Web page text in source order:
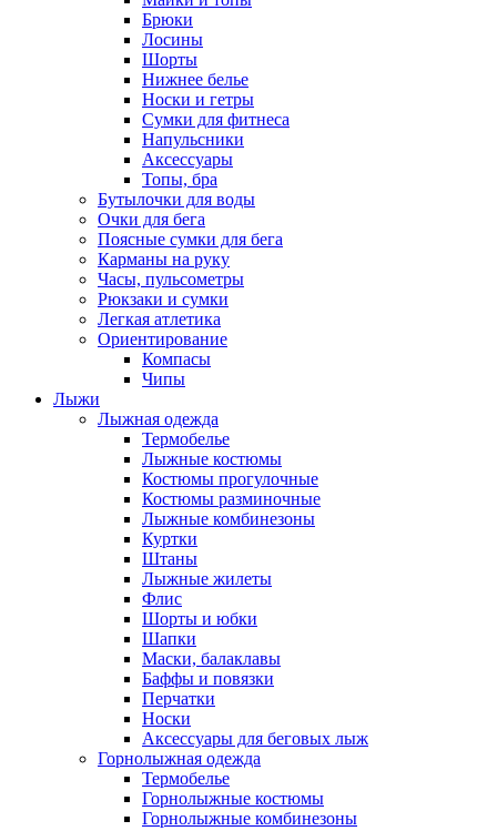
Брюки
Лосины
Шорты
Нижнее белье
Носки и гетры
Сумки для фитнеса
Напульсники
Аксессуары
Топы, бра
Бутылочки для воды
Очки для бега
Поясные сумки для бега
Карманы на руку
Часы, пульсометры
Рюкзаки и сумки
Легкая атлетика
Ориентирование
Компасы
Чипы
Лыжи
Лыжная одежда
Термобелье
Лыжные костюмы
Костюмы прогулочные
Костюмы разминочные
Лыжные комбинезоны
Куртки
Штаны
Лыжные жилеты
Флис
Шорты и юбки
Шапки
Маски, балаклавы
Баффы и повязки
Перчатки
Носки
Аксессуары для беговых лыж
Горнолыжная одежда
Термобелье
Горнолыжные костюмы
Горнолыжные комбинезоны